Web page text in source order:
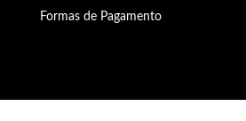
Formas de Pagamento